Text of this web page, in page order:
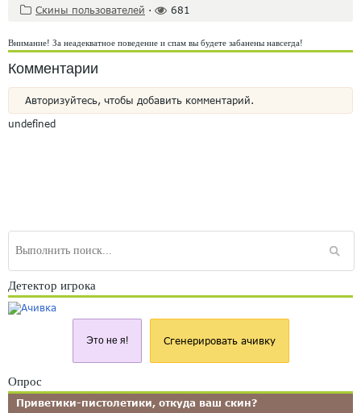
Скины пользователей · 681
Внимание! За неадекватное поведение и спам вы будете забанены навсегда!
Комментарии
Авторизуйтесь, чтобы добавить комментарий.
undefined
Детектор игрока
Это не я! Сгенерировать ачивку
Опрос
Приветики-пистолетики, откуда ваш скин?